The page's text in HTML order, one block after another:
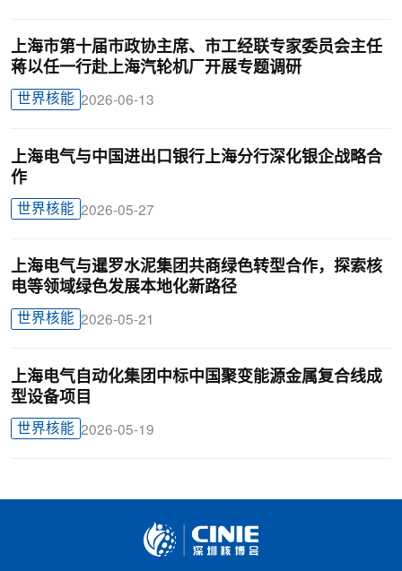
上海市第十届市政协主席、市工经联专家委员会主任
蒋以任一行赴上海汽轮机厂开展专题调研
世界核能 2026-06-13
上海电气与中国进出口银行上海分行深化银企战略合
作
世界核能 2026-05-27
上海电气与暹罗水泥集团共商绿色转型合作，探索核
电等领域绿色发展本地化新路径
世界核能 2026-05-21
上海电气自动化集团中标中国聚变能源金属复合线成
型设备项目
世界核能 2026-05-19